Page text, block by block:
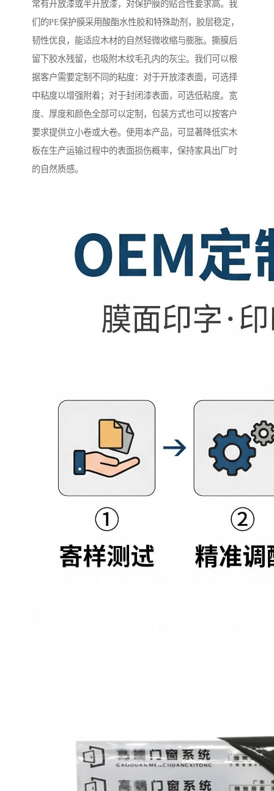
常有开放漆或半开放漆，对保护膜的贴合性要求高。我
们的PE保护膜采用酸酯水性胶和特殊助剂，胶层稳定，
韧性优良，能适应木材的自然轻微收缩与膨胀。撕膜后
留下胶水残留，也吸附木纹毛孔内的灰尘。我们可以根
据客户需要定制不同的粘度：对于开放漆表面，可选择
中粘度以增强附着；对于封闭漆表面，可选低粘度。宽
度、厚度和颜色全部可以定制，包装方式也可以按客户
要求提供立小卷或大卷。使用本产品，可显著降低实木
板在生产运输过程中的表面损伤概率，保持家具出厂时
的自然质感。